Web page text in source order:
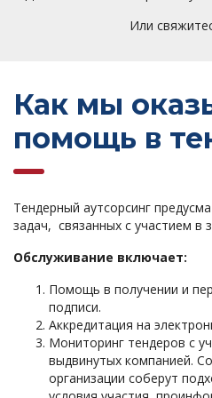
Или
Как мы
помощь в
Тендерный аутсорсинг
задач, связанных с участием в
Обслуживание включает:
Помощь в получении и
подписи.
Аккредитация на
Мониторинг тендеров с
выдвинутых компанией.
организации соберут